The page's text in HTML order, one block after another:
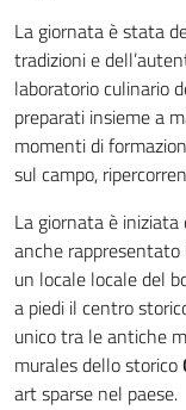
La giornata è stata
tradizioni e
laboratorio culinario
preparati insieme a
momenti di
sul campo,
La giornata è
anche
un locale locale del
a piedi il centro
unico tra le antiche
murales dello storico
art sparse nel paese.